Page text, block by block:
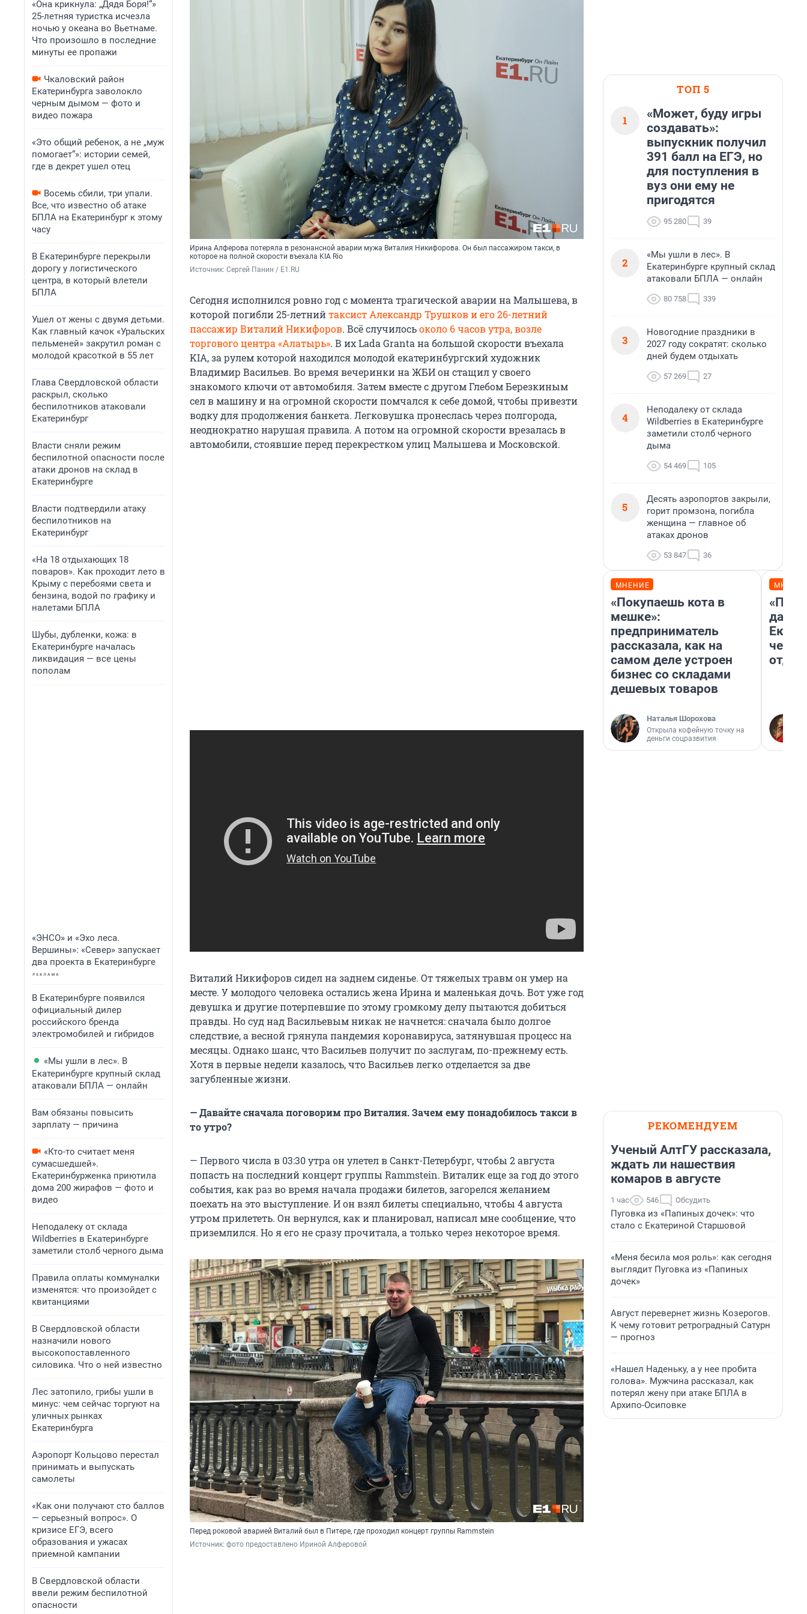
«Она крикнула: „Дядя Боря!“»
25-летняя туристка исчезла
ночью у океана во Вьетнаме.
Что произошло в последние
минуты ее пропажи
Чкаловский район
Екатеринбурга заволокло
черным дымом — фото и
видео пожара
«Это общий ребенок, а не „муж
помогает“»: истории семей,
где в декрет ушел отец
Восемь сбили, три упали.
Все, что известно об атаке
БПЛА на Екатеринбург к этому
часу
В Екатеринбурге перекрыли
дорогу у логистического
центра, в который влетели
БПЛА
Ушел от жены с двумя детьми.
Как главный качок «Уральских
пельменей» закрутил роман с
молодой красоткой в 55 лет
Глава Свердловской области
раскрыл, сколько
беспилотников атаковали
Екатеринбург
Власти сняли режим
беспилотной опасности после
атаки дронов на склад в
Екатеринбурге
Власти подтвердили атаку
беспилотников на
Екатеринбург
«На 18 отдыхающих 18
поваров». Как проходит лето в
Крыму с перебоями света и
бензина, водой по графику и
налетами БПЛА
Шубы, дубленки, кожа: в
Екатеринбурге началась
ликвидация — все цены
пополам
«ЭНСО» и «Эхо леса.
Вершины»: «Север» запускает
два проекта в Екатеринбурге
В Екатеринбурге появился
официальный дилер
российского бренда
электромобилей и гибридов
«Мы ушли в лес». В
Екатеринбурге крупный склад
атаковали БПЛА — онлайн
Вам обязаны повысить
зарплату — причина
«Кто-то считает меня
сумасшедшей».
Екатеринбурженка приютила
дома 200 жирафов — фото и
видео
Неподалеку от склада
Wildberries в Екатеринбурге
заметили столб черного дыма
Правила оплаты коммуналки
изменятся: что произойдет с
квитанциями
В Свердловской области
назначили нового
высокопоставленного
силовика. Что о ней известно
Лес затопило, грибы ушли в
минус: чем сейчас торгуют на
уличных рынках
Екатеринбурга
Аэропорт Кольцово перестал
принимать и выпускать
самолеты
«Как они получают сто баллов
— серьезный вопрос». О
кризисе ЕГЭ, всего
образования и ужасах
приемной кампании
В Свердловской области
ввели режим беспилотной
опасности
Ирина Алферова потеряла в резонансной аварии мужа Виталия Никифорова. Он был пассажиром такси, в
которое на полной скорости въехала KIA Rio
Источник: Сергей Панин / E1.RU
Сегодня исполнился ровно год с момента трагической аварии на Малышева, в
которой погибли 25-летнийтаксист Александр Трушков и его 26-летний
пассажир Виталий Никифоров. Всё случилосьоколо 6 часов утра, возле
торгового центра «Алатырь». В их Lada Granta на большой скорости въехала
KIA, за рулем которой находился молодой екатеринбургский художник
Владимир Васильев. Во время вечеринки на ЖБИ он стащил у своего
знакомого ключи от автомобиля. Затем вместе с другом Глебом Березкиным
сел в машину и на огромной скорости помчался к себе домой, чтобы привезти
водку для продолжения банкета. Легковушка пронеслась через полгорода,
неоднократно нарушая правила. А потом на огромной скорости врезалась в
автомобили, стоявшие перед перекрестком улиц Малышева и Московской.
Виталий Никифоров сидел на заднем сиденье. От тяжелых травм он умер на
месте. У молодого человека остались жена Ирина и маленькая дочь. Вот уже год
девушка и другие потерпевшие по этому громкому делу пытаются добиться
правды. Но суд над Васильевым никак не начнется: сначала было долгое
следствие, а весной грянула пандемия коронавируса, затянувшая процесс на
месяцы. Однако шанс, что Васильев получит по заслугам, по-прежнему есть.
Хотя в первые недели казалось, что Васильев легко отделается за две
загубленные жизни.
— Давайте сначала поговорим про Виталия. Зачем ему понадобилось такси в
то утро?
— Первого числа в 03:30 утра он улетел в Санкт-Петербург, чтобы 2 августа
попасть на последний концерт группы Rammstein. Виталик еще за год до этого
события, как раз во время начала продажи билетов, загорелся желанием
поехать на это выступление. И он взял билеты специально, чтобы 4 августа
утром прилететь. Он вернулся, как и планировал, написал мне сообщение, что
приземлился. Но я его не сразу прочитала, а только через некоторое время.
Перед роковой аварией Виталий был в Питере, где проходил концерт группы Rammstein
Источник: фото предоставлено Ириной Алферовой
ТОП 5
1
«Может, буду игры
создавать»:
выпускник получил
391 балл на ЕГЭ, но
для поступления в
вуз они ему не
пригодятся
95 280 39
2
«Мы ушли в лес». В
Екатеринбурге крупный склад
атаковали БПЛА — онлайн
80 758 339
3
Новогодние праздники в
2027 году сократят: сколько
дней будем отдыхать
57 269 27
4
Неподалеку от склада
Wildberries в Екатеринбурге
заметили столб черного
дыма
54 469 105
5
Десять аэропортов закрыли,
горит промзона, погибла
женщина — главное об
атаках дронов
53 847 36
МНЕНИЕ
«Покупаешь кота в
мешке»:
предприниматель
рассказала, как на
самом деле устроен
бизнес со складами
дешевых товаров
Наталья Шорохова
Открыла кофейную точку на
деньги соцразвития
«Про
даже
РЕКОМЕНДУЕМ
Ученый АлтГУ рассказала,
ждать ли нашествия
комаров в августе
1 час 546 Обсудить
Пуговка из «Папиных дочек»: что
стало с Екатериной Старшовой
«Меня бесила моя роль»: как сегодня
выглядит Пуговка из «Папиных
дочек»
Август перевернет жизнь Козерогов.
К чему готовит ретроградный Сатурн
— прогноз
«Нашел Наденьку, а у нее пробита
голова». Мужчина рассказал, как
потерял жену при атаке БПЛА в
Архипо-Осиповке